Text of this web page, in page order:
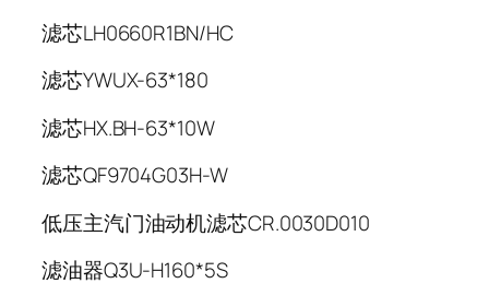
滤芯LH0660R1BN/HC
滤芯YWUX-63*180
滤芯HX.BH-63*10W
滤芯QF9704G03H-W
低压主汽门油动机滤芯CR.0030D010
滤油器Q3U-H160*5S